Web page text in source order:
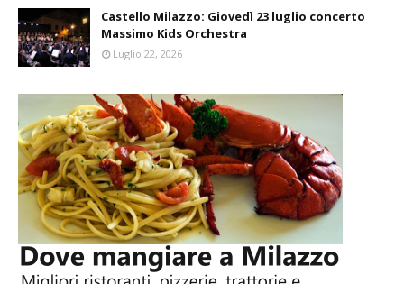
Castello Milazzo: Giovedì 23 luglio concerto
Massimo Kids Orchestra
Luglio 22, 2026